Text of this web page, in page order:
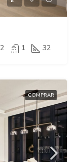
2 1 32
COMPRAR